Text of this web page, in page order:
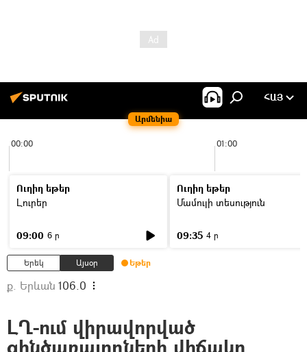
Արմենիա
ՀԱՅ
00:00 01:00
Ուղիղ եթեր
Լուրեր
09:00 6 ր
Ուղիղ եթեր
Մամուլի տեսություն
09:35 4 ր
Երեկ Այսօր Եթեր
ք. Երևան 106.0
ԼՂ-ում վիրավորված